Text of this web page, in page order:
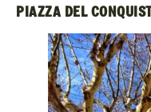
PIAZZA DEL